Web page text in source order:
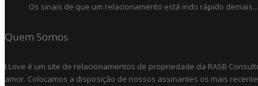
Os sinais de que um relacionamento está indo rápido
Quem Somos
I Love é um site de relacionamentos de propriedade da RASB
amor. Colocamos a disposição de nossos assinantes os mais